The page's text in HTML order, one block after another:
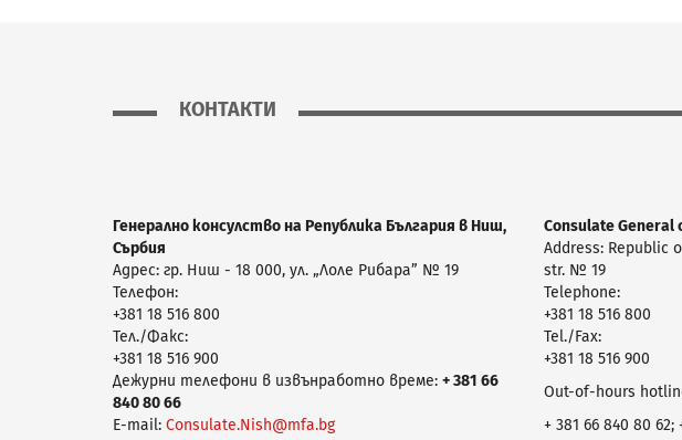
КОНТАКТИ
Генерално консулство на Република България в Ниш,
Сърбия
Адрес: гр. Ниш - 18 000, ул. „Лоле Рибара” № 19
Телефон:
+381 18 516 800
Тел./Факс:
+381 18 516 900
Дежурни телефони в извънработно време: + 381 66
840 80 66
E-mail: Consulate.Nish@mfa.bg
Consulate General
Address: Republic
str. № 19
Telephone:
+381 18 516 800
Tel./Fax:
+381 18 516 900
Оut-of-hours
+ 381 66 840 80 62;